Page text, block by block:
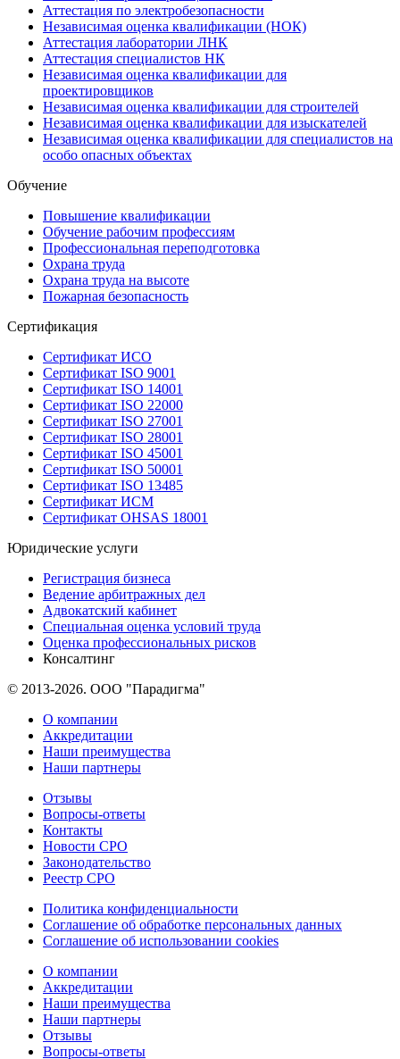
Аттестация по электробезопасности
Независимая оценка квалификации (НОК)
Аттестация лаборатории ЛНК
Аттестация специалистов НК
Независимая оценка квалификации для
проектировщиков
Независимая оценка квалификации для строителей
Независимая оценка квалификации для изыскателей
Независимая оценка квалификации для специалистов на
особо опасных объектах
Обучение
Повышение квалификации
Обучение рабочим профессиям
Профессиональная переподготовка
Охрана труда
Охрана труда на высоте
Пожарная безопасность
Сертификация
Сертификат ИСО
Сертификат ISO 9001
Сертификат ISO 14001
Сертификат ISO 22000
Сертификат ISO 27001
Сертификат ISO 28001
Сертификат ISO 45001
Сертификат ISO 50001
Сертификат ISO 13485
Сертификат ИСМ
Сертификат OHSAS 18001
Юридические услуги
Регистрация бизнеса
Ведение арбитражных дел
Адвокатский кабинет
Специальная оценка условий труда
Оценка профессиональных рисков
Консалтинг
© 2013-2026. ООО "Парадигма"
О компании
Аккредитации
Наши преимущества
Наши партнеры
Отзывы
Вопросы-ответы
Контакты
Новости СРО
Законодательство
Реестр СРО
Политика конфиденциальности
Соглашение об обработке персональных данных
Соглашение об использовании cookies
О компании
Аккредитации
Наши преимущества
Наши партнеры
Отзывы
Вопросы-ответы